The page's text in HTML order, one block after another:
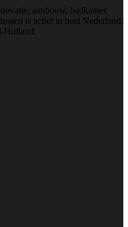
aanbouw, badkamer,
is actief in heel Nederland,
Holland.